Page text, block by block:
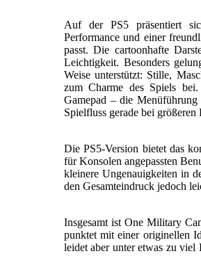
Auf der PS5 präsentiert
Performance und einer
passt. Die cartoonhafte
Leichtigkeit. Besonders
Weise unterstützt: Stille,
zum Charme des Spiels
Gamepad – die
Spielfluss gerade bei größeren
Die PS5-Version bietet das
für Konsolen angepassten
kleinere Ungenauigkeiten in
den Gesamteindruck jedoch
Insgesamt ist One Military
punktet mit einer originellen
leidet aber unter etwas zu viel